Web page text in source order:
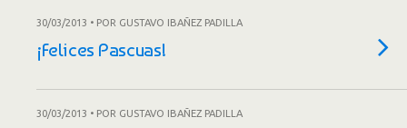
30/03/2013 • POR GUSTAVO IBAÑEZ PADILLA
¡Felices Pascuas!
30/03/2013 • POR GUSTAVO IBAÑEZ PADILLA